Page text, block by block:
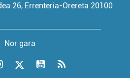
26, Errenteria-Orereta 20100
Nor gara